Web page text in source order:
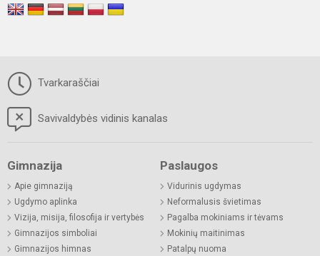
Tvarkaraščiai
Savivaldybės vidinis kanalas
Gimnazija
Apie gimnaziją
Ugdymo aplinka
Vizija, misija, filosofija ir vertybės
Gimnazijos simboliai
Gimnazijos himnas
Paslaugos
Vidurinis ugdymas
Neformalusis švietimas
Pagalba mokiniams ir tėvams
Mokinių maitinimas
Patalpų nuoma